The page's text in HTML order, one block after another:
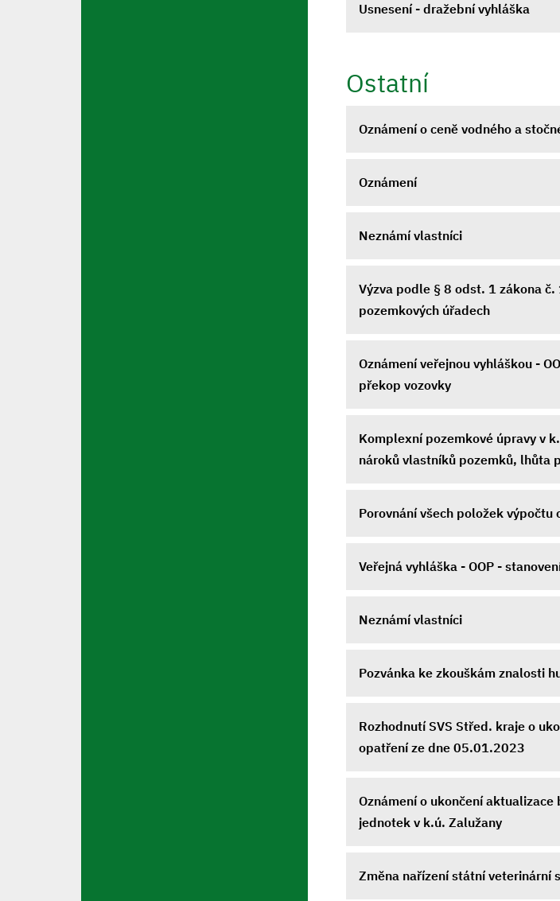
Usnesení - dražební vyhláška
Ostatní
Oznámení o ceně vodného a
Oznámení
Neznámí vlastníci
Výzva podle § 8 odst. 1 zákona
pozemkových úřadech
Oznámení veřejnou vyhláškou -
překop vozovky
Komplexní pozemkové úpravy v
nároků vlastníků pozemků, lhůta
Porovnání všech položek
Veřejná vyhláška - OOP -
Neznámí vlastníci
Pozvánka ke zkouškám znalosti
Rozhodnutí SVS Střed. kraje o
opatření ze dne 05.01.2023
Oznámení o ukončení
jednotek v k.ú. Zalužany
Změna nařízení státní veterinární